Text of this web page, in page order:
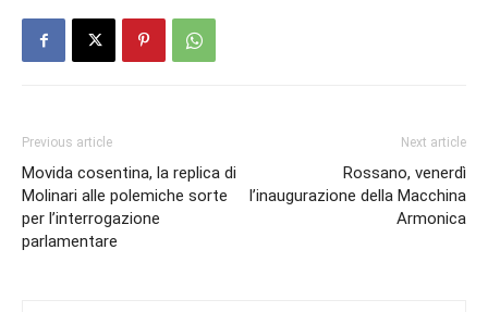
Previous article
Movida cosentina, la replica di
Molinari alle polemiche sorte
per l’interrogazione
parlamentare
Next article
Rossano, venerdì
l’inaugurazione della Macchina
Armonica